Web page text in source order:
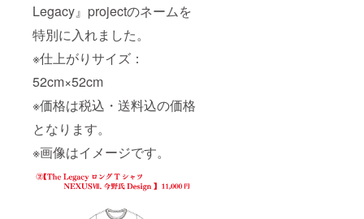
Legacy』projectのネームを
特別に入れました。
※仕上がりサイズ：
52cm×52cm
※価格は税込・送料込の価格
となります。
※画像はイメージです。